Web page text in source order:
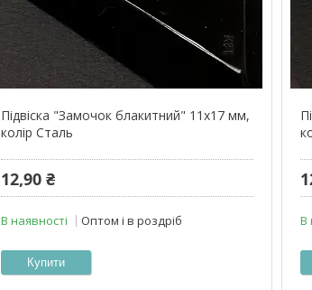
Підвіска "Замочок блакитний" 11х17 мм,
колір Сталь
12,90 ₴
В наявності Оптом і в роздріб
Купити
В